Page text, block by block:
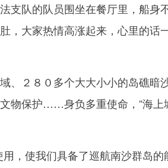
支队的队员围坐在餐厅里，船身
，大家热情高涨起来，心里的话
２８０多个大大小小的岛礁暗
物保护……身负多重使命，“海上
，使我们具备了巡航南沙群岛的